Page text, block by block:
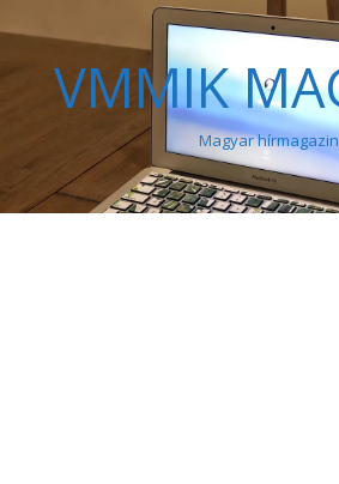
VMMIK
Magyar hírmagazin